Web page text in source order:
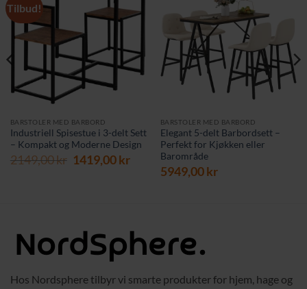
Tilbud!
BARSTOLER MED BARBORD
Industriell Spisestue i 3-delt Sett
– Kompakt og Moderne Design
2149,00kr Opprinnelig
1419,00krNåværende
BARSTOLER MED BARBORD
Elegant 5-delt Barbordsett –
Perfekt for Kjøkken eller
Barområde
5949,00kr
Hos Nordsphere tilbyr vi smarte produkter for hjem, hage og